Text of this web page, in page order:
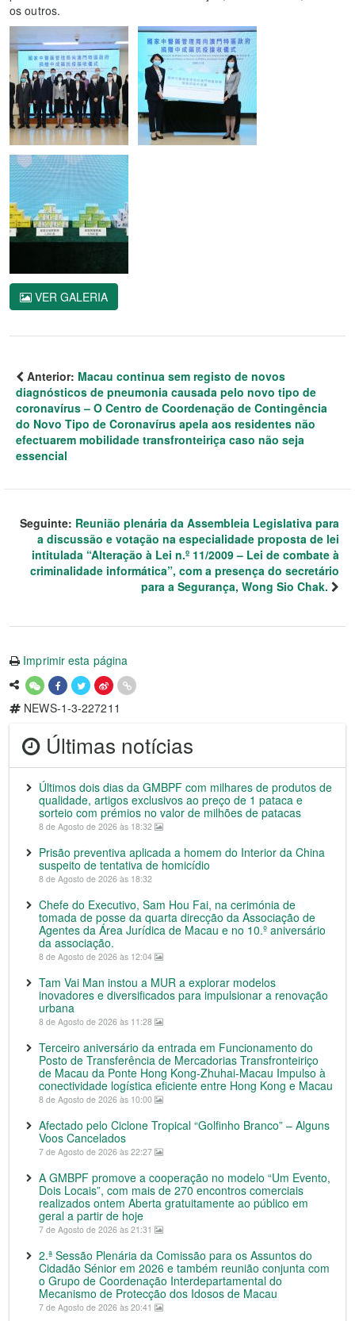
os outros.
VER GALERIA
Anterior: Macau continua sem registo de novos
diagnósticos de pneumonia causada pelo novo tipo de
coronavírus – O Centro de Coordenação de Contingência
do Novo Tipo de Coronavírus apela aos residentes não
efectuarem mobilidade transfronteiriça caso não seja
essencial
Seguinte: Reunião plenária da Assembleia Legislativa para
a discussão e votação na especialidade proposta de lei
intitulada “Alteração à Lei n.º 11/2009 – Lei de combate à
criminalidade informática”, com a presença do secretário
para a Segurança, Wong Sio Chak.
Imprimir esta página
NEWS-1-3-227211
Últimas notícias
Últimos dois dias da GMBPF com milhares de produtos de
qualidade, artigos exclusivos ao preço de 1 pataca e
sorteio com prémios no valor de milhões de patacas
8 de Agosto de 2026 às 18:32
Prisão preventiva aplicada a homem do Interior da China
suspeito de tentativa de homicídio
8 de Agosto de 2026 às 18:32
Chefe do Executivo, Sam Hou Fai, na cerimónia de
tomada de posse da quarta direcção da Associação de
Agentes da Área Jurídica de Macau e no 10.º aniversário
da associação.
8 de Agosto de 2026 às 12:04
Tam Vai Man instou a MUR a explorar modelos
inovadores e diversificados para impulsionar a renovação
urbana
8 de Agosto de 2026 às 11:28
Terceiro aniversário da entrada em Funcionamento do
Posto de Transferência de Mercadorias Transfronteiriço
de Macau da Ponte Hong Kong-Zhuhai-Macau Impulso à
conectividade logística eficiente entre Hong Kong e Macau
8 de Agosto de 2026 às 10:00
Afectado pelo Ciclone Tropical “Golfinho Branco” – Alguns
Voos Cancelados
7 de Agosto de 2026 às 22:27
A GMBPF promove a cooperação no modelo “Um Evento,
Dois Locais”, com mais de 270 encontros comerciais
realizados ontem Aberta gratuitamente ao público em
geral a partir de hoje
7 de Agosto de 2026 às 21:31
2.ª Sessão Plenária da Comissão para os Assuntos do
Cidadão Sénior em 2026 e também reunião conjunta com
o Grupo de Coordenação Interdepartamental do
Mecanismo de Protecção dos Idosos de Macau
7 de Agosto de 2026 às 20:41